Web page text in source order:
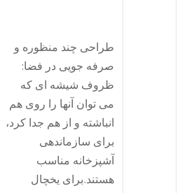
طراحی چند منظوره و
صرفه جویی در فضا:
ظروف شیشه ای که
می توان آنها را روی هم
انباشته و از هم جدا کرد،
برای سازماندهی
آشپزخانه مناسب
هستند.برای یخچال